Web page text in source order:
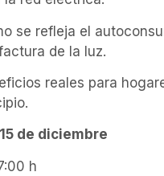
se refleja el
de la luz.
reales para
de diciembre
h